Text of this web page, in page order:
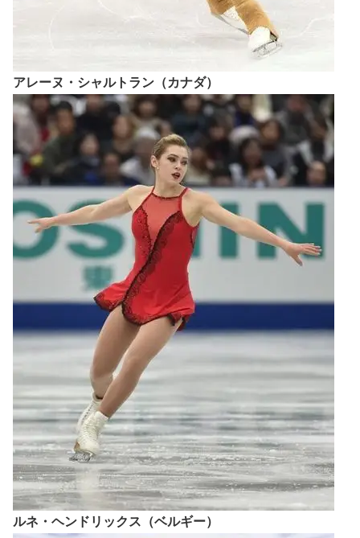
アレーヌ・シャルトラン（カナダ）
ルネ・ヘンドリックス（ベルギー）